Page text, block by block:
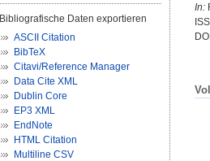
Bibliografische Daten exportieren
ASCII Citation
BibTeX
Citavi/Reference Manager
Data Cite XML
Dublin Core
EP3 XML
EndNote
HTML Citation
Multiline CSV
In: